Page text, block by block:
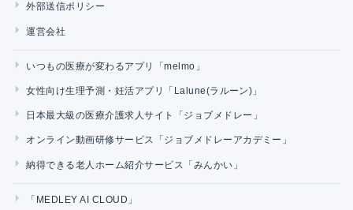
外部送信ポリシー
運営会社
いつもの医療が変わるアプリ「melmo」
女性向け生理予測・妊活アプリ「Lalune(ラルーン)」
日本最大級の医療介護求人サイト「ジョブメドレー」
オンライン動画研修サービス「ジョブメドレーアカデミー」
納得できる老人ホーム紹介サービス「みんかい」
「MEDLEY AI CLOUD」